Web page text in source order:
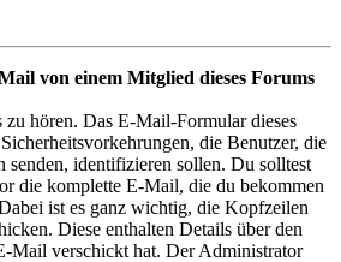
von einem Mitglied dieses Forums
zu hören. Das E-Mail-Formular dieses
die Benutzer, die
senden, identifizieren sollen. Du solltest
die komplette E-Mail, die du bekommen
ist es ganz wichtig, die Kopfzeilen
Diese enthalten Details über den
Mail verschickt hat. Der Administrator